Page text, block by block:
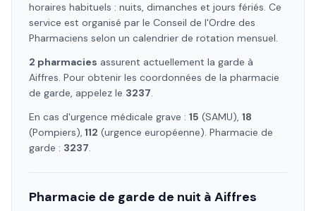
horaires habituels : nuits, dimanches et jours fériés. Ce
service est organisé par le Conseil de l'Ordre des
Pharmaciens selon un calendrier de rotation mensuel.
2 pharmacies assurent actuellement la garde à
Aiffres. Pour obtenir les coordonnées de la pharmacie
de garde, appelez le 3237.
En cas d'urgence médicale grave : 15 (SAMU), 18
(Pompiers), 112 (urgence européenne). Pharmacie de
garde : 3237.
Pharmacie de garde de nuit à Aiffres